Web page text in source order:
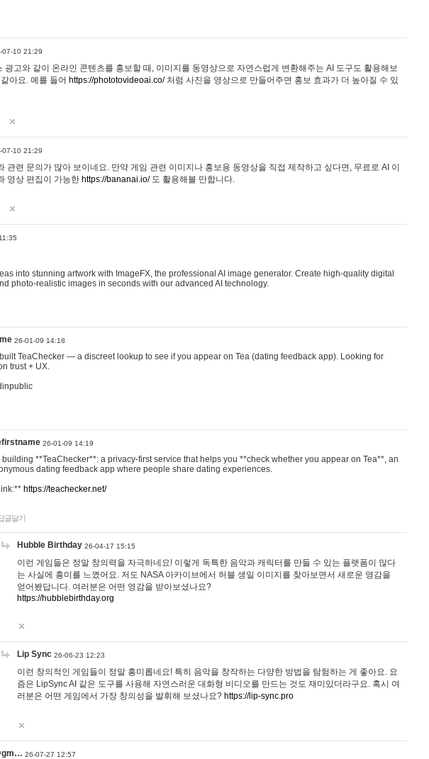
07-10 21:29
광고와 같이 온라인 콘텐츠를 홍보할 때, 이미지를 동영상으로 자연스럽게 변환해주는 AI 도구도 활용해보
아요. 예를 들어 https://phototovideoai.co/처럼 사진을 영상으로 만들어주면 홍보 효과가 더 높아질 수 있
07-10 21:29
관련 문의가 많아 보이네요. 만약 게임 관련 이미지나 홍보용 동영상을 직접 제작하고 싶다면, 무료로 AI 이
영상 편집이 가능한 https://bananai.io/도 활용해볼 만합니다.
into stunning artwork with ImageFX, the professional AI image generator. Create high-quality digital
photo-realistic images in seconds with our advanced AI technology.
26-01-09 14:18
TeaChecker — a discreet lookup to see if you appear on Tea (dating feedback app). Looking for
trust + UX.
26-01-09 14:19
building **TeaChecker**: a privacy-first service that helps you **check whether you appear on Tea**, an
dating feedback app where people share dating experiences.
https://teachecker.net/
글달기
Hubble Birthday 26-04-17 15:15
이런 게임들은 정말 창의력을 자극하네요! 이렇게 독특한 음악과 캐릭터를 만들 수 있는 플랫폼이 많다
는 사실에 흥미를 느꼈어요. 저도 NASA 아카이브에서 허블 생일 이미지를 찾아보면서 새로운 영감을
얻어봤답니다. 여러분은 어떤 영감을 받아보셨나요?
https://hubblebirthday.org
Lip Sync 26-06-23 12:23
이런 창의적인 게임들이 정말 흥미롭네요! 특히 음악을 창작하는 다양한 방법을 탐험하는 게 좋아요. 요
즘은 LipSync AI 같은 도구를 사용해 자연스러운 대화형 비디오를 만드는 것도 재미있더라구요. 혹시 여
러분은 어떤 게임에서 가장 창의성을 발휘해 보셨나요? https://lip-sync.pro
26-07-27 12:57